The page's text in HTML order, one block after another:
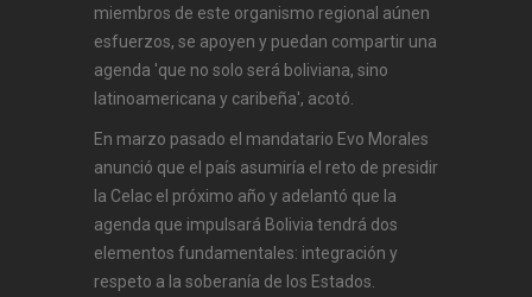
miembros de este organismo regional aúnen
esfuerzos, se apoyen y puedan compartir una
agenda 'que no solo será boliviana, sino
latinoamericana y caribeña', acotó.
En marzo pasado el mandatario Evo Morales
anunció que el país asumiría el reto de presidir
la Celac el próximo año y adelantó que la
agenda que impulsará Bolivia tendrá dos
elementos fundamentales: integración y
respeto a la soberanía de los Estados.